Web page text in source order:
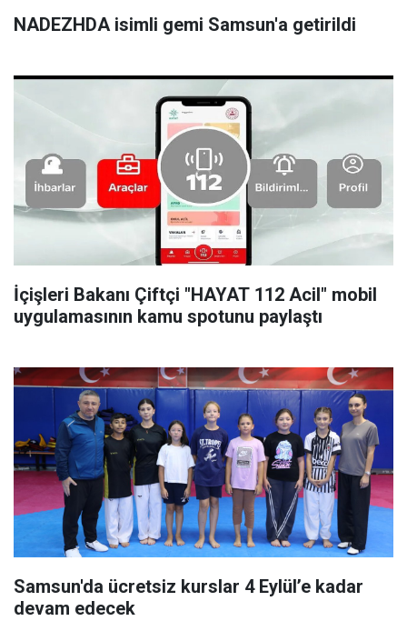
NADEZHDA isimli gemi Samsun'a getirildi
İçişleri Bakanı Çiftçi "HAYAT 112 Acil" mobil
uygulamasının kamu spotunu paylaştı
Samsun'da ücretsiz kurslar 4 Eylül’e kadar
devam edecek